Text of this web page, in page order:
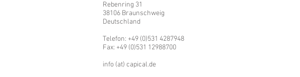
Rebenring 31
38106 Braunschweig
Deutschland
Telefon: +49 (0)531 4287948
Fax: +49 (0)531 12988700
info (at) capical.de